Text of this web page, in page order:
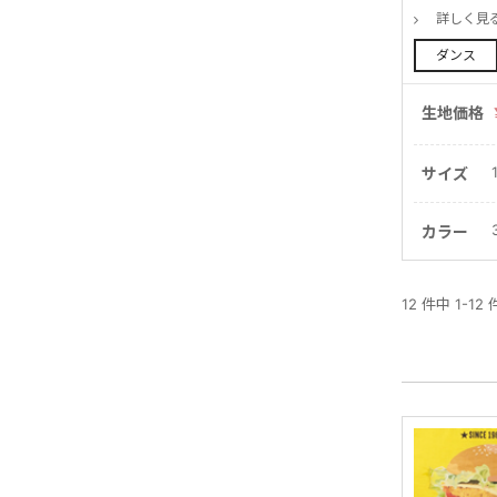
詳しく見
ダンス
生地価格
サイズ
カラー
12 件中 1-12